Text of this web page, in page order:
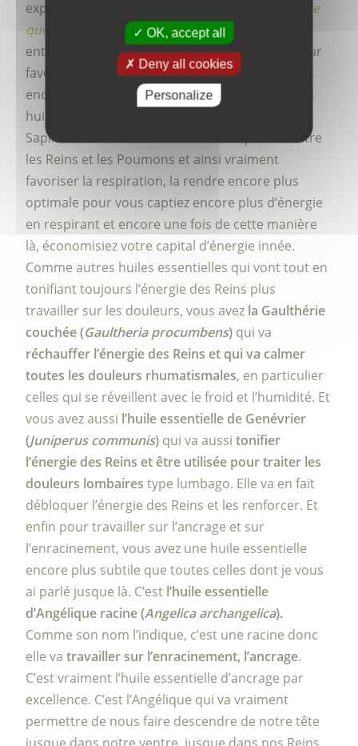
expliqué tout à l’heure (
dans la vidéo précédente
que vous pouvez voir en cliquant ici
entre les Poumons et les Reins est essentiel pour
favoriser la respiration et donc pour pouvoir
encore mieux capter l’énergie de l’air. Donc, des
huiles essentielles comme le Pin sylvestre et le
Sapin baumier vont travailler sur l’équilibre entre
les Reins et les Poumons et ainsi vraiment
favoriser la respiration, la rendre encore plus
optimale pour vous captiez encore plus d’énergie
en respirant et encore une fois de cette manière
là, économisiez votre capital d’énergie innée.
Comme autres huiles essentielles qui vont tout en
tonifiant toujours l’énergie des Reins plus
travailler sur les douleurs, vous avez la Gaulthérie
couchée (Gaultheria procumbens) qui va
réchauffer l’énergie des Reins et qui va calmer
toutes les douleurs rhumatismales, en particulier
celles qui se réveillent avec le froid et l’humidité. Et
vous avez aussi l’huile essentielle de Genévrier
(Juniperus communis) qui va aussitonifier
l’énergie des Reins et être utilisée pour traiter les
douleurs lombairestype lumbago. Elle va en fait
débloquer l’énergie des Reins et les renforcer. Et
enfin pour travailler sur l’ancrage et sur
l’enracinement, vous avez une huile essentielle
encore plus subtile que toutes celles dont je vous
ai parlé jusque là. C’est l’huile essentielle
d’Angélique racine (Angelica archangelica).
Comme son nom l’indique, c’est une racine donc
elle vatravailler sur l’enracinement, l’ancrage.
C’est vraiment l’huile essentielle d’ancrage par
excellence. C’est l’Angélique qui va vraiment
permettre de nous faire descendre de notre tête
OK, accept all
Deny all cookies
Personalize